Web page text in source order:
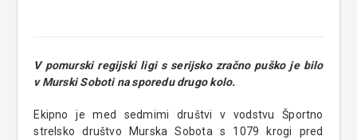
V pomurski regijski ligi s serijsko zračno puško je bilo
v Murski Soboti na sporedu drugo kolo.
Ekipno je med sedmimi društvi v vodstvu Športno
strelsko društvo Murska Sobota s 1079 krogi pred